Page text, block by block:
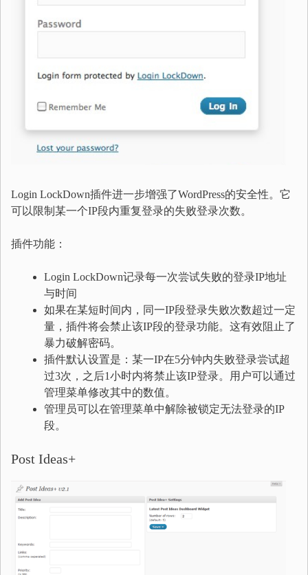
Login LockDown插件进一步增强了WordPress的安全性。它
可以限制某一个IP段内重复登录的失败登录次数。
插件功能：
Login LockDown记录每一次尝试失败的登录IP地址
与时间
如果在某短时间内，同一IP段登录失败次数超过一定
量，插件将会禁止该IP段的登录功能。这有效阻止了
暴力破解密码。
插件默认设置是：某一IP在5分钟内失败登录尝试超
过3次，之后1小时内将禁止该IP登录。用户可以通过
管理菜单修改其中的数值。
管理员可以在管理菜单中解除被锁定无法登录的IP
段。
Post Ideas+